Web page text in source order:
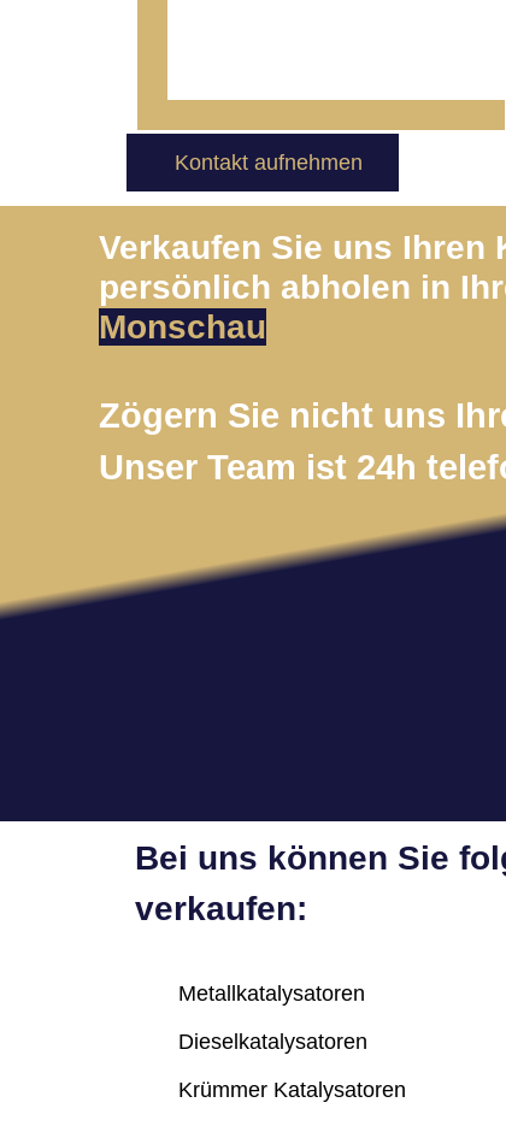
Kontakt aufnehmen
Verkaufen Sie uns Ihren
persönlich abholen in
Monschau
Zögern Sie nicht uns
Unser Team ist 24h
Bei uns können Sie
verkaufen:
Metallkatalysatoren
Dieselkatalysatoren
Krümmer Katalysatoren